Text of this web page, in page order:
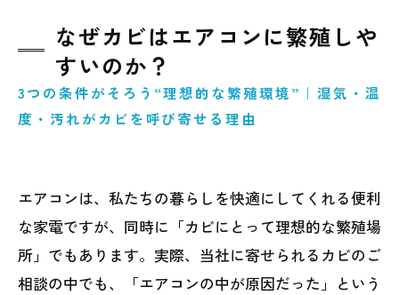
なぜカビはエアコンに繁殖しや
すいのか？
3つの条件がそろう“理想的な繁殖環境”｜湿気・温
度・汚れがカビを呼び寄せる理由
エアコンは、私たちの暮らしを快適にしてくれる便利
な家電ですが、同時に「カビにとって理想的な繁殖場
所」でもあります。実際、当社に寄せられるカビのご
相談の中でも、「エアコンの中が原因だった」という